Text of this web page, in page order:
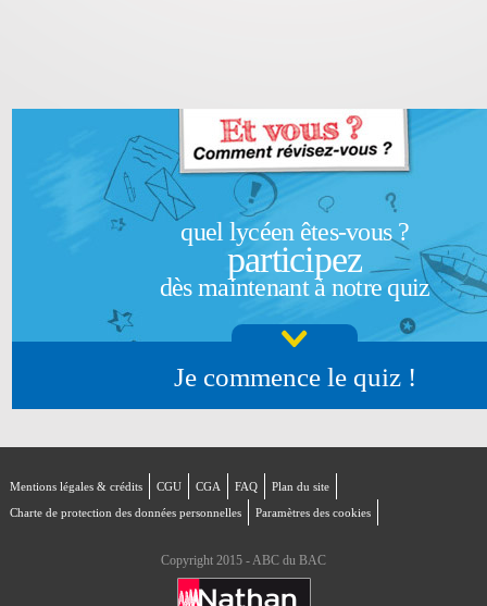
quel lycéen êtes-vous ?
participez
dès maintenant à notre quiz
Je commence le quiz !
Mentions légales & crédits CGU CGA FAQ
Plan du site
Charte de protection des données personnelles
Paramètres des cookies
Copyright 2015 - ABC du BAC